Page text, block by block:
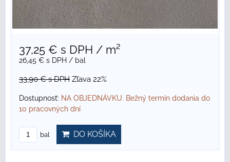
37,25 € s DPH / m²
26,45 € s DPH / bal
33,90 €s DPH Zľava 22%
Dostupnosť: NA OBJEDNÁVKU. Bežný termín dodania do
10 pracovných dní
bal DO KOŠÍKA